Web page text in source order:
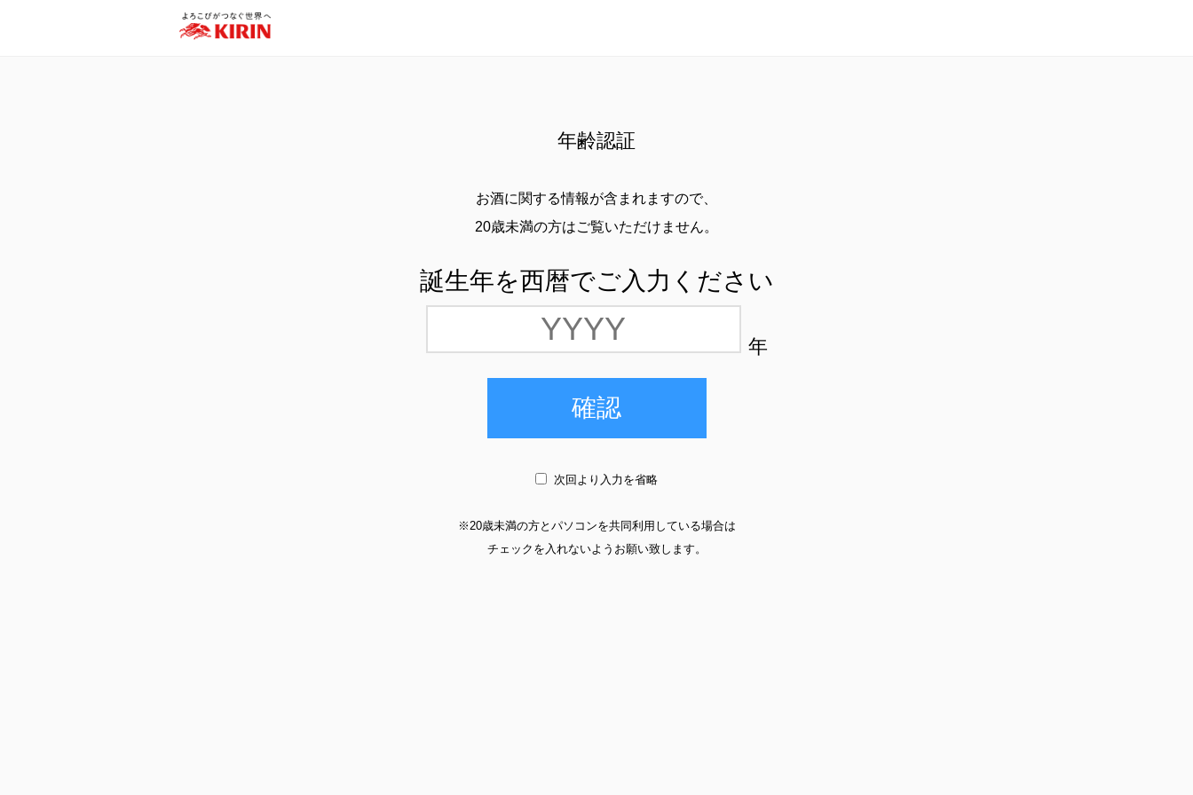
ご利用規約・環境
年齢認証
お酒に関する情報が含まれますので、
20歳未満の方はご覧いただけません。
誕生年を西暦でご入力ください
年
確認
次回より入力を省略
※20歳未満の方とパソコンを共同利用している場合は
チェックを入れないようお願い致します。